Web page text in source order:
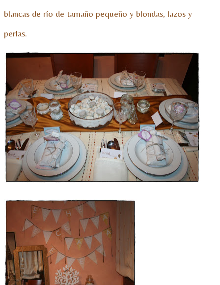
blancas de río de tamaño pequeño y blondas, lazos y
perlas.